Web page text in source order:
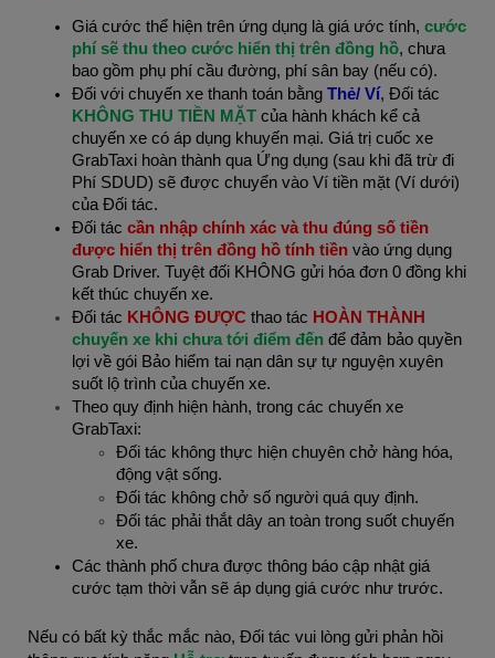
Giá cước thể hiện trên ứng dụng là giá ước tính, cước
phí sẽ thu theo cước hiển thị trên đồng hồ, chưa
bao gồm phụ phí cầu đường, phí sân bay (nếu có).
Đối với chuyến xe thanh toán bằng Thẻ/ Ví, Đối tác
KHÔNG THU TIỀN MẶT của hành khách kể cả
chuyến xe có áp dụng khuyến mại. Giá trị cuốc xe
GrabTaxi hoàn thành qua Ứng dụng (sau khi đã trừ đi
Phí SDUD) sẽ được chuyển vào Ví tiền mặt (Ví dưới)
của Đối tác.
Đối tác cần nhập chính xác và thu đúng số tiền
được hiển thị trên đồng hồ tính tiền vào ứng dụng
Grab Driver. Tuyệt đối KHÔNG gửi hóa đơn 0 đồng khi
kết thúc chuyến xe.
Đối tác KHÔNG ĐƯỢC thao tác HOÀN THÀNH
chuyến xe khi chưa tới điểm đến để đảm bảo quyền
lợi về gói Bảo hiểm tai nạn dân sự tự nguyện xuyên
suốt lộ trình của chuyến xe.
Theo quy định hiện hành, trong các chuyến xe
GrabTaxi:
Đối tác không thực hiện chuyên chở hàng hóa,
động vật sống.
Đối tác không chở số người quá quy định.
Đối tác phải thắt dây an toàn trong suốt chuyến
xe.
Các thành phố chưa được thông báo cập nhật giá
cước tạm thời vẫn sẽ áp dụng giá cước như trước.
Nếu có bất kỳ thắc mắc nào, Đối tác vui lòng gửi phản hồi